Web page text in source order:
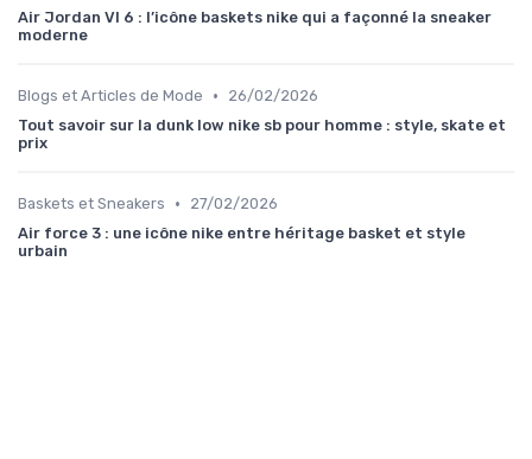
Air Jordan VI 6 : l’icône baskets nike qui a façonné la sneaker
moderne
Blogs et Articles de Mode •
26/02/2026
Tout savoir sur la dunk low nike sb pour homme : style, skate et
prix
Baskets et Sneakers •
27/02/2026
Air force 3 : une icône nike entre héritage basket et style
urbain